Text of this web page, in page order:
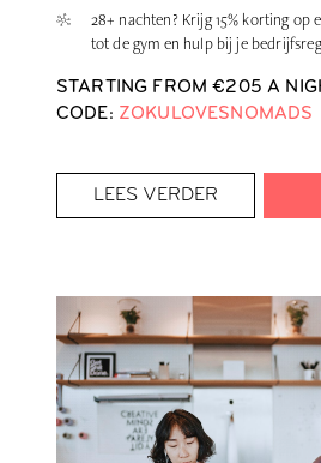
28+ nachten? Krijg 15% korting op
tot de gym en hulp bij je
STARTING FROM €205 A
CODE: ZOKULOVESNOMADS
LEES VERDER